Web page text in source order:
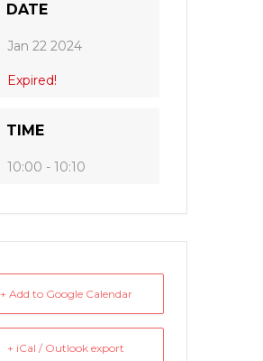
DATE
Jan 22 2024
Expired!
TIME
10:00 - 10:10
+ Add to Google Calendar
+ iCal / Outlook export